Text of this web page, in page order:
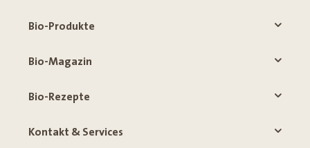
Bio-Produkte
Bio-Magazin
Bio-Rezepte
Kontakt & Services